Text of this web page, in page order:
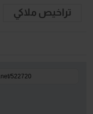
تراخيص ملاكي